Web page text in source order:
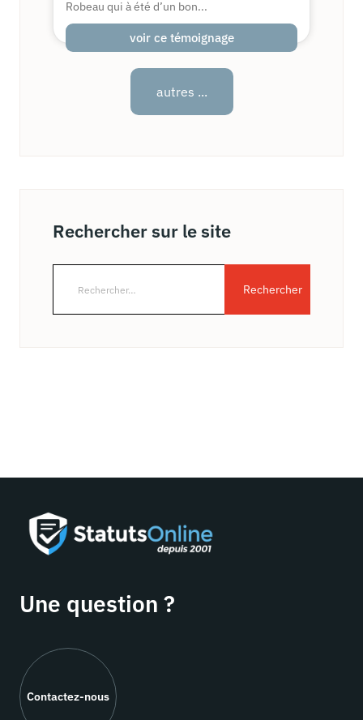
Robeau qui à été d’un bon...
voir ce témoignage
autres ...
Rechercher sur le site
Une question ?
Contactez-nous